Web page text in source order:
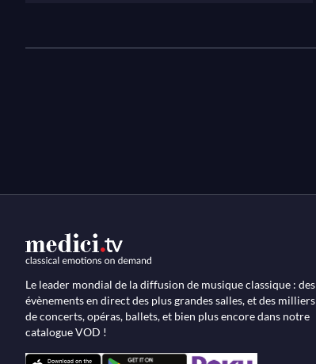
Le leader mondial de la diffusion de musique classique : des
évènements en direct des plus grandes salles, et des milliers
de concerts, opéras, ballets, et bien plus encore dans notre
catalogue VOD !